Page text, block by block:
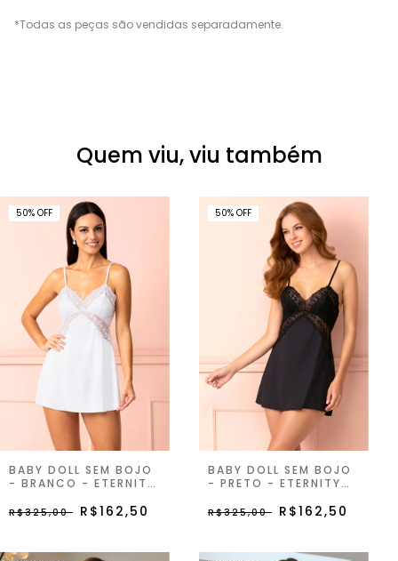
*Todas as peças são vendidas separadamente.
Quem viu, viu também
50% OFF
BABY DOLL SEM BOJO
- BRANCO - ETERNITY
R$325,00 R$162,50
50% OFF
BABY DOLL SEM BOJO
- PRETO - ETERNITY
R$325,00 R$162,50